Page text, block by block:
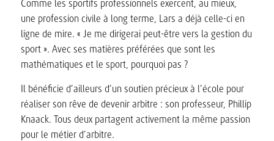
Comme les sportifs professionnels exercent, au mieux,
une profession civile à long terme, Lars a déjà celle-ci en
ligne de mire. « Je me dirigerai peut-être vers la gestion du
sport ». Avec ses matières préférées que sont les
mathématiques et le sport, pourquoi pas ?
Il bénéficie d’ailleurs d’un soutien précieux à l’école pour
réaliser son rêve de devenir arbitre : son professeur, Phillip
Knaack. Tous deux partagent activement la même passion
pour le métier d’arbitre.